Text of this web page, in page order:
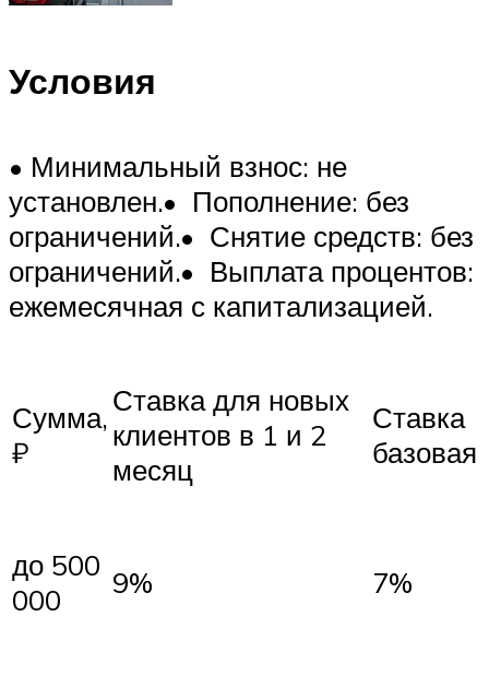
Условия
• Минимальный взнос: не
установлен.• Пополнение: без
ограничений.• Снятие средств: без
ограничений.• Выплата процентов:
ежемесячная с капитализацией.
Сумма,
₽
Ставка для новых
клиентов в 1 и 2
месяц
Ставка
базовая
до 500
000
9% 7%